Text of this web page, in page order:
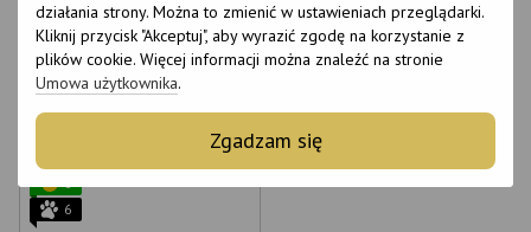
działania strony. Można to zmienić w ustawieniach przeglądarki.
Kliknij przycisk "Akceptuj", aby wyrazić zgodę na korzystanie z
plików cookie. Więcej informacji można znaleźć na stronie
Umowa użytkownika.
Zgadzam się
6
6